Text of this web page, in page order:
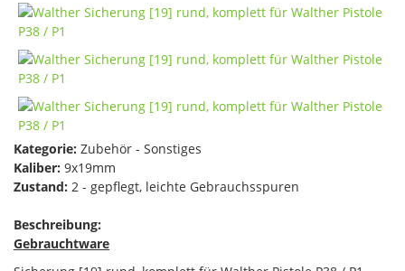
Kategorie: Zubehör - Sonstiges
Kaliber: 9x19mm
Zustand: 2 - gepflegt, leichte Gebrauchsspuren
Beschreibung:
Gebrauchtware